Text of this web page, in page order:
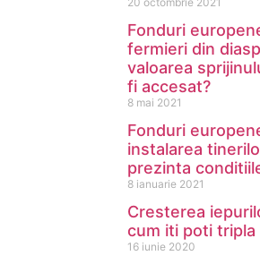
Fonduri
fermieri din
valoarea
fi accesat?
8 mai 2021
Fonduri
instalarea
prezinta
8 ianuarie 2021
Cresterea
cum iti poti
16 iunie 2020